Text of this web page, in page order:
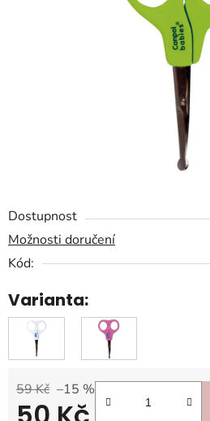
Dostupnost
Možnosti doručení
Kód:
Varianta:
59 Kč –15 %